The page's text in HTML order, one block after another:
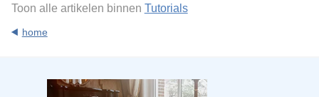
Toon alle artikelen binnen Tutorials
home